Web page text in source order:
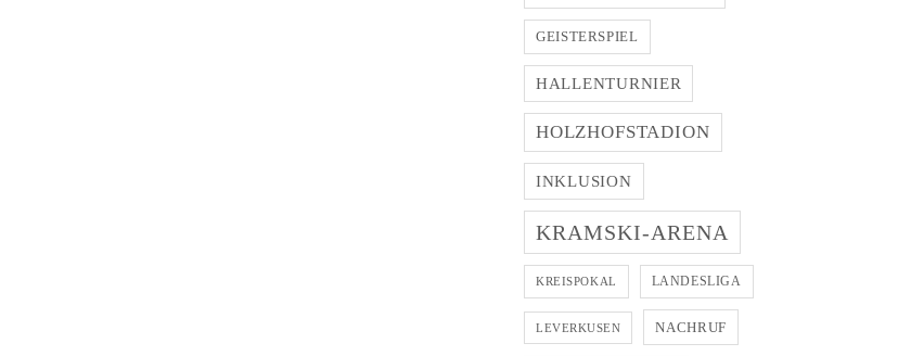
GEISTERSPIEL
HALLENTURNIER
HOLZHOFSTADION
INKLUSION
KRAMSKI-ARENA
KREISPOKAL LANDESLIGA
LEVERKUSEN NACHRUF